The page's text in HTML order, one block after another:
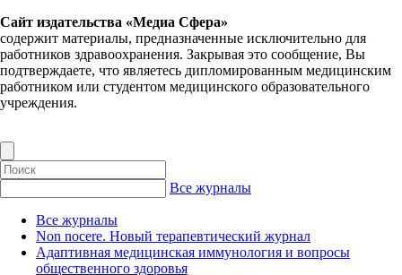
Сайт издательства «Медиа Сфера»
содержит материалы, предназначенные исключительно для
работников здравоохранения. Закрывая это сообщение, Вы
подтверждаете, что являетесь дипломированным медицинским
работником или студентом медицинского образовательного
учреждения.
Все журналы
Все журналы
Non nocere. Новый терапевтический журнал
Адаптивная медицинская иммунология и вопросы
общественного здоровья